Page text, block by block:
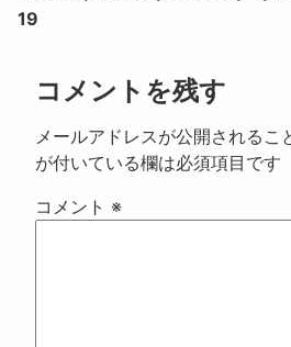
19
コメントを残す
メールアドレスが公開されるこ
が付いている欄は必須項目です
コメント ※